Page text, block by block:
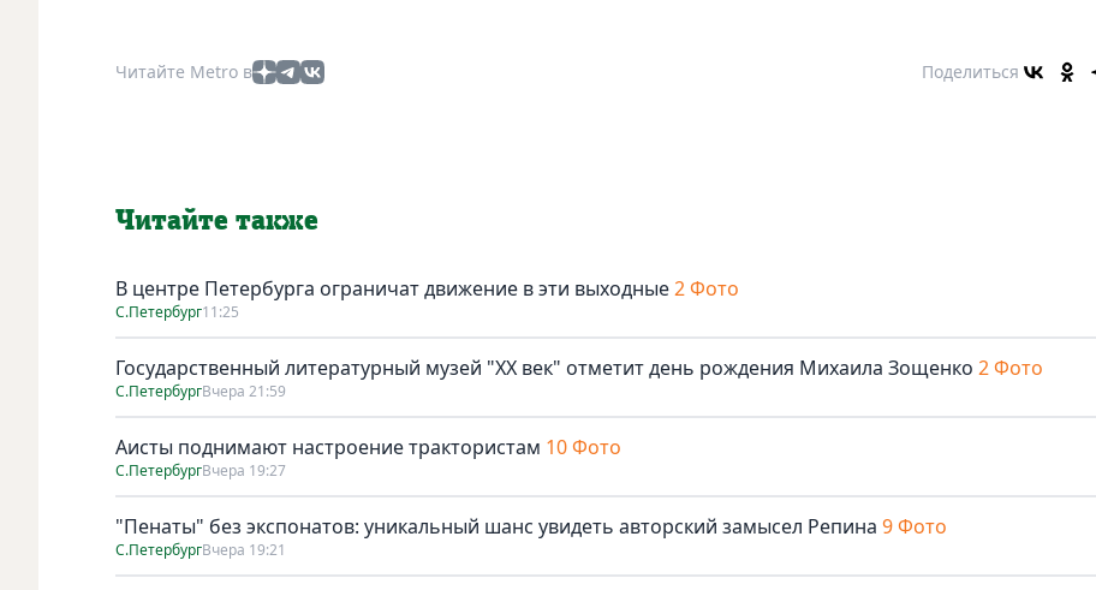
Читайте Metro в Поделиться
Читайте также
В центре Петербурга ограничат движение в эти выходные2 Фото
С.Петербург11:25
Государственный литературный музей "ХХ век" отметит день рождения Михаила Зощенко 2 Фото
С.ПетербургВчера 21:59
Аисты поднимают настроение трактористам 10 Фото
С.ПетербургВчера 19:27
"Пенаты" без экспонатов: уникальный шанс увидеть авторский замысел Репина 9 Фото
С.ПетербургВчера 19:21